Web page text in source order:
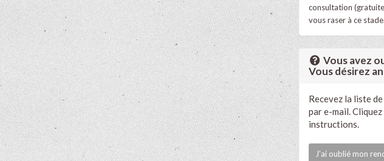
consultation
vous raser à ce stade.
Vous avez
Vous désirez
Recevez la liste
par e-mail.
instructions.
J'ai oublié mon